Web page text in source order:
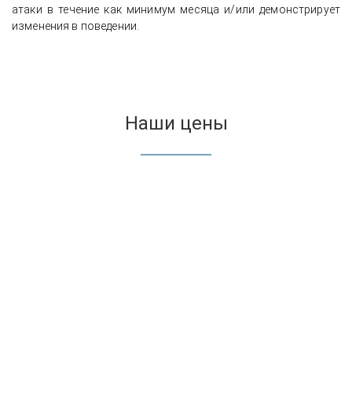
атаки в течение как минимум месяца и/или демонстрирует
изменения в поведении.
Наши цены